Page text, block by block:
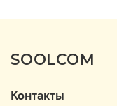
SOOLCOM
Контакты